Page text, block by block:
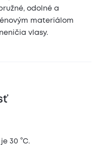
odolné a
materiálom
vlasy.
30 °C.